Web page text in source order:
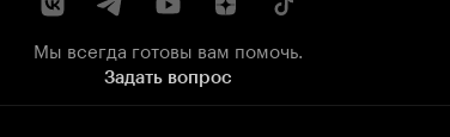
Мы всегда готовы вам помочь.
Задать вопрос